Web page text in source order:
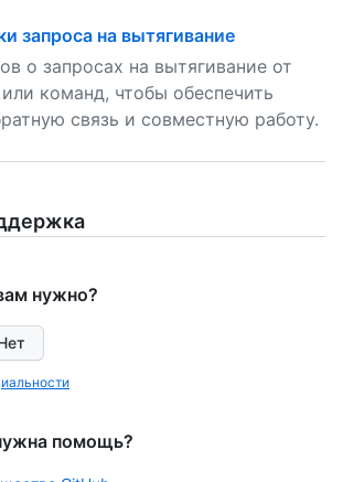
запроса на вытягивание
о запросах на вытягивание от
команд, чтобы обеспечить
связь и совместную работу.
нужно?
помощь?